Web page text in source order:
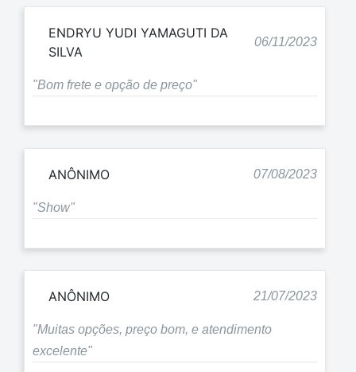
ENDRYU YUDI YAMAGUTI DA
SILVA
06/11/2023
"Bom frete e opção de preço"
ANÔNIMO 07/08/2023
"Show"
ANÔNIMO 21/07/2023
"Muitas opções, preço bom, e atendimento
excelente"